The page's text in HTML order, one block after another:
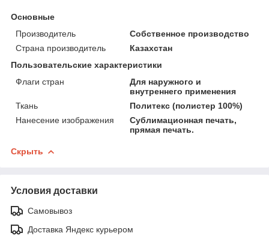
Основные
Производитель
Собственное производство
Страна производитель
Казахстан
Пользовательские характеристики
Флаги стран
Для наружного и
внутреннего применения
Ткань
Политекс (полистер 100%)
Нанесение изображения
Сублимационная печать,
прямая печать.
Скрыть
Условия доставки
Самовывоз
Доставка Яндекс курьером